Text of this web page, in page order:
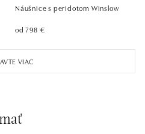
4 - Chodov
4 - Chodov
VIAC
Náušnice s peridotom Winslow
od 798 €